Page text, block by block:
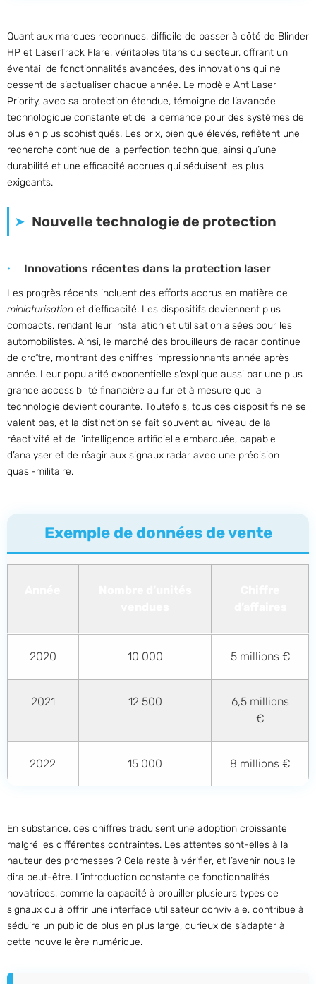
Quant aux marques reconnues, difficile de passer à côté de Blinder
HP et LaserTrack Flare, véritables titans du secteur, offrant un
éventail de fonctionnalités avancées, des innovations qui ne
cessent de s’actualiser chaque année. Le modèle AntiLaser
Priority, avec sa protection étendue, témoigne de l’avancée
technologique constante et de la demande pour des systèmes de
plus en plus sophistiqués. Les prix, bien que élevés, reflètent une
recherche continue de la perfection technique, ainsi qu’une
durabilité et une efficacité accrues qui séduisent les plus
exigeants.
Nouvelle technologie de protection
Innovations récentes dans la protection laser
Les progrès récents incluent des efforts accrus en matière de
miniaturisation et d’efficacité. Les dispositifs deviennent plus
compacts, rendant leur installation et utilisation aisées pour les
automobilistes. Ainsi, le marché des brouilleurs de radar continue
de croître, montrant des chiffres impressionnants année après
année. Leur popularité exponentielle s’explique aussi par une plus
grande accessibilité financière au fur et à mesure que la
technologie devient courante. Toutefois, tous ces dispositifs ne se
valent pas, et la distinction se fait souvent au niveau de la
réactivité et de l’intelligence artificielle embarquée, capable
d’analyser et de réagir aux signaux radar avec une précision
quasi-militaire.
Exemple de données de vente
2020 10 000 5 millions €
2021 12 500
6,5 millions
€
2022 15 000 8 millions €
En substance, ces chiffres traduisent une adoption croissante
malgré les différentes contraintes. Les attentes sont-elles à la
hauteur des promesses ? Cela reste à vérifier, et l’avenir nous le
dira peut-être. L’introduction constante de fonctionnalités
novatrices, comme la capacité à brouiller plusieurs types de
signaux ou à offrir une interface utilisateur conviviale, contribue à
séduire un public de plus en plus large, curieux de s’adapter à
cette nouvelle ère numérique.